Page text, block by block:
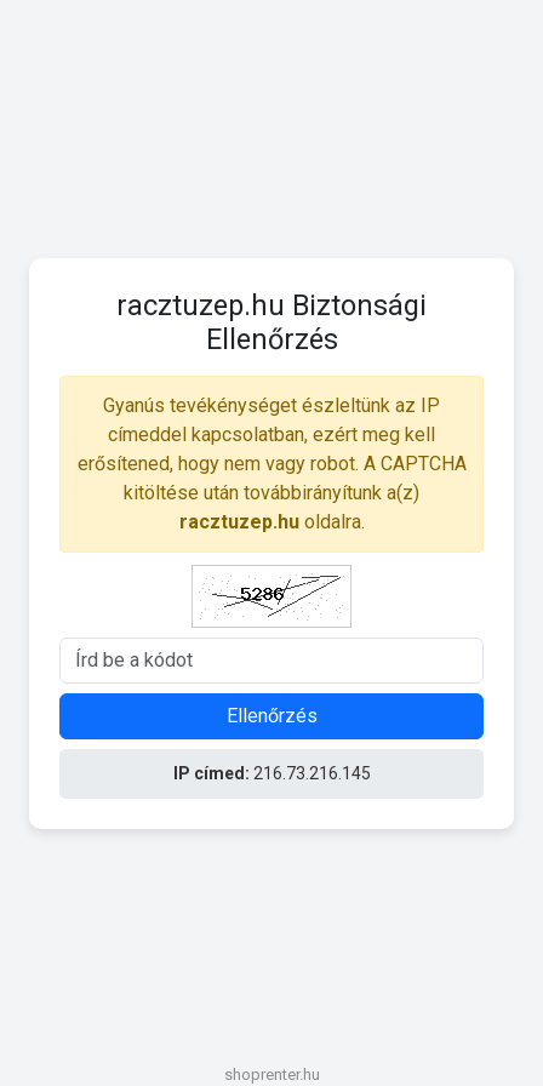
racztuzep.hu Biztonsági
Ellenőrzés
Gyanús tevékénységet észleltünk az IP
címeddel kapcsolatban, ezért meg kell
erősítened, hogy nem vagy robot. A CAPTCHA
kitöltése után továbbirányítunk a(z)
racztuzep.huoldalra.
Ellenőrzés
IP címed: 216.73.216.145
shoprenter.hu